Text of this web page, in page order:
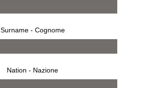
Surname - Cognome
Nation - Nazione